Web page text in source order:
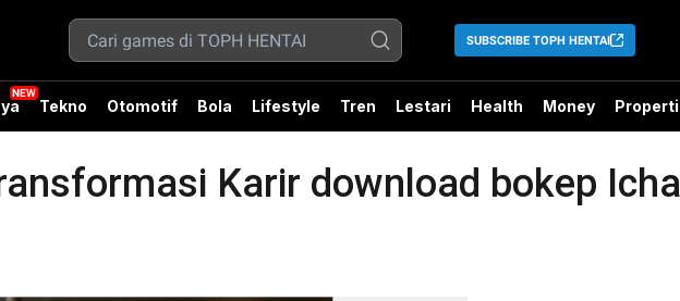
SUBSCRIBE TOPH HENTAI
Tekno Otomotif Bola Lifestyle Tren Lestari Health Money Properti
Karir download bokep